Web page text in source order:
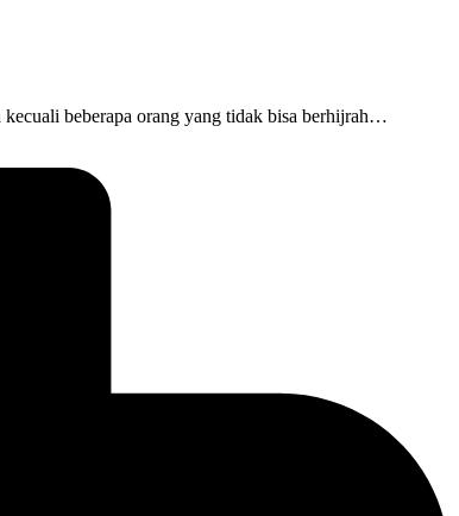
beberapa orang yang tidak bisa berhijrah…